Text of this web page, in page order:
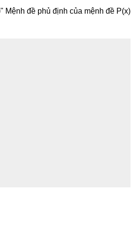
" Mệnh đề phủ định của mệnh đề P(x)